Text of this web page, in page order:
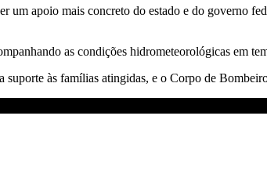
um apoio mais concreto do estado e do governo
as condições hidrometeorológicas em
às famílias atingidas, e o Corpo de